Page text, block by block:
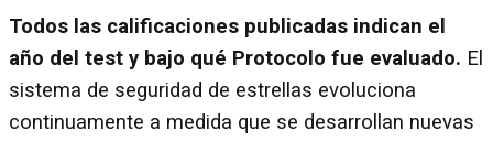
Todos las calificaciones publicadas indican el
año del test y bajo qué Protocolo fue evaluado. El
sistema de seguridad de estrellas evoluciona
continuamente a medida que se desarrollan nuevas